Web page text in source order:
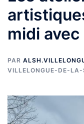
midi
PAR
VILLELONGUE-DE-LA-